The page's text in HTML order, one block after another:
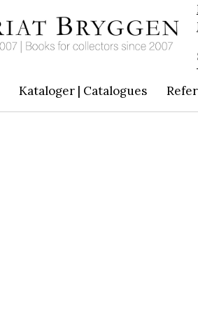
Kataloger | Catalogues